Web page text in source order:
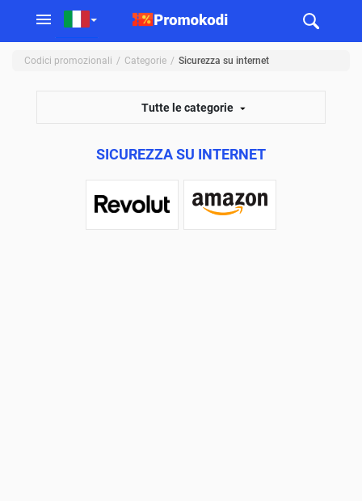
Codici promozionali Categorie Sicurezza su internet
Tutte le categorie
SICUREZZA SU INTERNET